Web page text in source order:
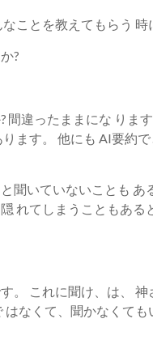
ことを教えてもらう 時
?
違ったままにな ります
ます。 他にも AI要約
聞いていないことも あ
れてしまうこともある
。 これに聞け、は、 神
なくて、聞かなくて